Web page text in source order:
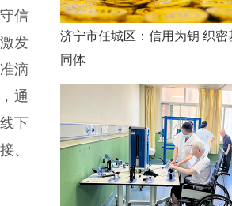
信
发
滴
通
下
、
济宁市任城区：信用为钥 织密
同体